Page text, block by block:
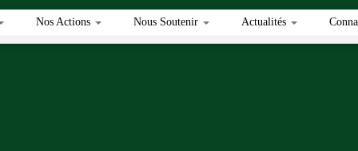
Nos Actions Nous Soutenir Actualités